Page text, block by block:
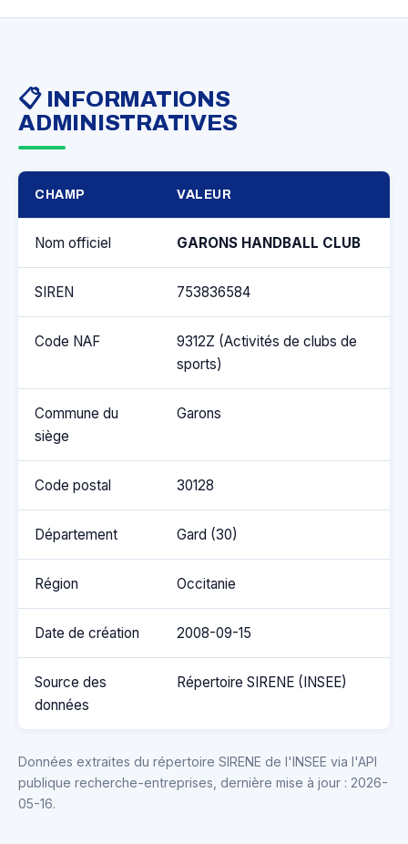
📋 INFORMATIONS
ADMINISTRATIVES
CHAMP VALEUR
Nom officiel GARONS HANDBALL CLUB
SIREN 753836584
Code NAF
9312Z (Activités de clubs de
sports)
Commune du
siège
Garons
Code postal 30128
Département Gard (30)
Région Occitanie
Date de création 2008-09-15
Source des
données
Répertoire SIRENE (INSEE)
Données extraites du répertoire SIRENE de l'INSEE via l'API
publique recherche-entreprises, dernière mise à jour : 2026-
05-16.